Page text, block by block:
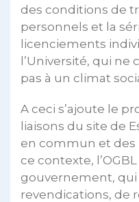
des conditions de
personnels et la
licenciements
l’Université, qui
pas à un climat
A ceci s’ajoute le
liaisons du site de
en commun et des
ce contexte,
gouvernement, qui
revendications, de